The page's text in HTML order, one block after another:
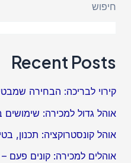
חיפוש
Recent Posts
קירוי לבריכה: הבחירה
אוהל גדול למכירה: שימושים
אוהל קונסטרוקציה: תכנון,
אוהלים למכירה: קונים פעם –